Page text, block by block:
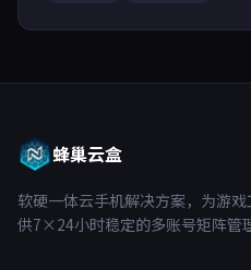
蜂巢云盒
软硬一体云手机解决方案，为游
供7×24小时稳定的多账号矩阵管